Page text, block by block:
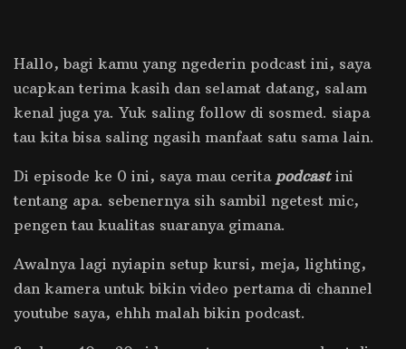
Hallo, bagi kamu yang ngederin podcast ini, saya
ucapkan terima kasih dan selamat datang, salam
kenal juga ya. Yuk saling follow di sosmed. siapa
tau kita bisa saling ngasih manfaat satu sama lain.
Di episode ke 0 ini, saya mau cerita podcastini
tentang apa. sebenernya sih sambil ngetest mic,
pengen tau kualitas suaranya gimana.
Awalnya lagi nyiapin setup kursi, meja, lighting,
dan kamera untuk bikin video pertama di channel
youtube saya, ehhh malah bikin podcast.